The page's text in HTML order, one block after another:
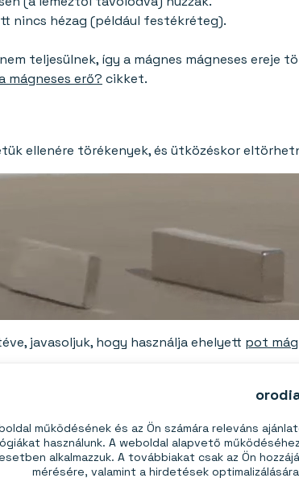
működésének és az Ön számára releváns
használunk. A weboldal alapvető
alkalmazzuk. A továbbiakat csak az Ön
mérésére, valamint a hirdetések
nincs hézag (például festékréteg).
teljesülnek, így a mágnes mágneses ereje
mágneses erő? cikket.
ellenére törékenyek, és ütközéskor
javasoljuk, hogy használja ehelyett pot
nikkel, réz és ismét nikkel. A
erejéből. Ha a mágnes ütésnek van
pot mágneseinket. Az acéltok megvédi